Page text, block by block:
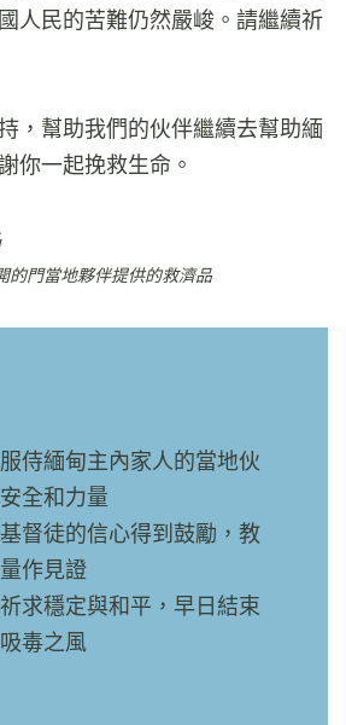
人民的苦難仍然嚴峻。請繼續祈
，幫助我們的伙伴繼續去幫助緬
你一起挽救生命。
的門當地夥伴提供的救濟品
侍緬甸主內家人的當地伙
全和力量
督徒的信心得到鼓勵，教
作見證
求穩定與和平，早日結束
毒之風